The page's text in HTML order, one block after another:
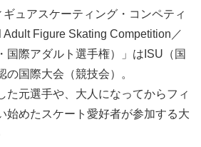
ギュアスケーティング・コンペティ
Adult Figure Skating Competition／
国際アダルト選手権）」はISU（国
の国際大会（競技会）。
た元選手や、大人になってからフィ
始めたスケート愛好者が参加する大